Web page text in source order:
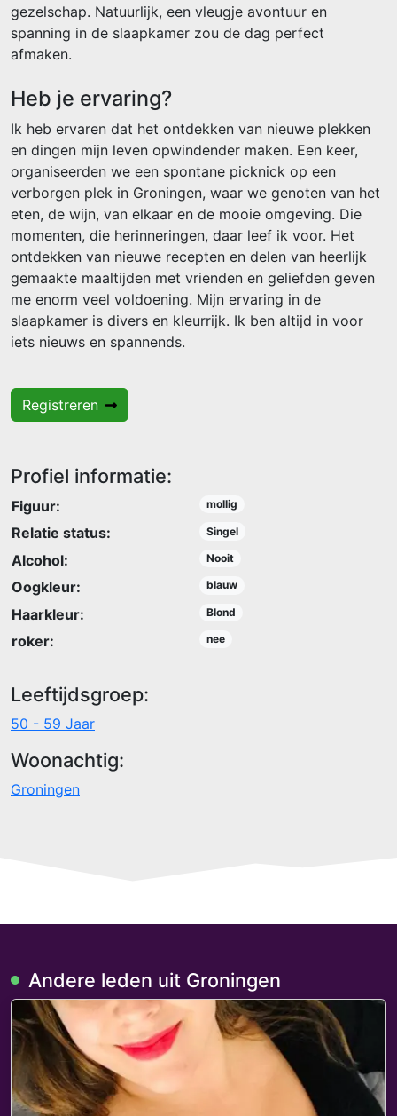
gezelschap. Natuurlijk, een vleugje avontuur en
spanning in de slaapkamer zou de dag perfect
afmaken.
Heb je ervaring?
Ik heb ervaren dat het ontdekken van nieuwe plekken
en dingen mijn leven opwindender maken. Een keer,
organiseerden we een spontane picknick op een
verborgen plek in Groningen, waar we genoten van het
eten, de wijn, van elkaar en de mooie omgeving. Die
momenten, die herinneringen, daar leef ik voor. Het
ontdekken van nieuwe recepten en delen van heerlijk
gemaakte maaltijden met vrienden en geliefden geven
me enorm veel voldoening. Mijn ervaring in de
slaapkamer is divers en kleurrijk. Ik ben altijd in voor
iets nieuws en spannends.
Registreren
Profiel informatie:
Figuur: mollig
Relatie status: Singel
Alcohol: Nooit
Oogkleur: blauw
Haarkleur: Blond
roker: nee
Leeftijdsgroep:
50 - 59 Jaar
Woonachtig:
Groningen
Andere leden uit Groningen